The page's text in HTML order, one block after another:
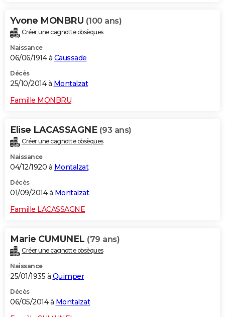
Yvone MONBRU (100 ans)
Créer une cagnotte obsèques
Naissance
06/06/1914 à Caussade
Décès
25/10/2014 à Montalzat
Famille MONBRU
Elise LACASSAGNE (93 ans)
Créer une cagnotte obsèques
Naissance
04/12/1920 à Montalzat
Décès
01/09/2014 à Montalzat
Famille LACASSAGNE
Marie CUMUNEL (79 ans)
Créer une cagnotte obsèques
Naissance
25/01/1935 à Quimper
Décès
06/05/2014 à Montalzat